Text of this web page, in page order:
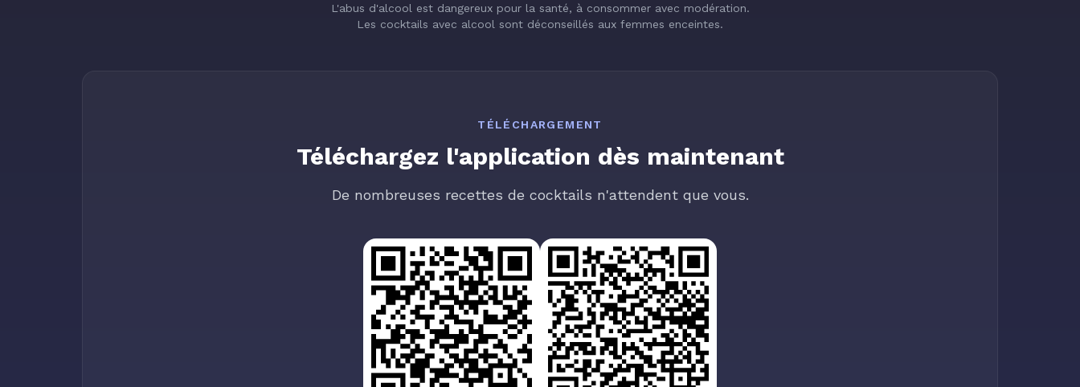
L'abus d'alcool est dangereux pour la santé, à consommer avec modération.
Les cocktails avec alcool sont déconseillés aux femmes enceintes.
TÉLÉCHARGEMENT
Téléchargez l'application dès maintenant
De nombreuses recettes de cocktails n'attendent que vous.